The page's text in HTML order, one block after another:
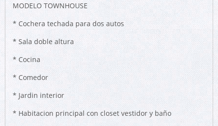
MODELO TOWNHOUSE
* Cochera techada para dos autos
* Sala doble altura
* Cocina
* Comedor
* Jardin interior
* Habitacion principal con closet vestidor y baño